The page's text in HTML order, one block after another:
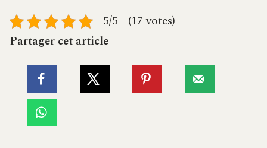
5/5 - (17 votes)
Partager cet article